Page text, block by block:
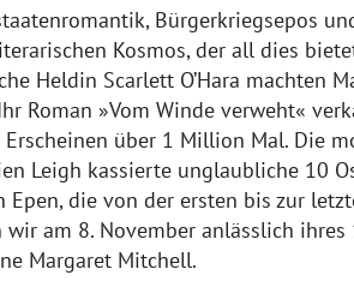
Bürgerkriegsepos
Kosmos, der all dies
Heldin Scarlett O’Hara machten
Roman »Vom Winde verweht«
Erscheinen über 1 Million Mal. Die
Leigh kassierte unglaubliche 10
Epen, die von der ersten bis zur
wir am 8. November anlässlich
Margaret Mitchell.